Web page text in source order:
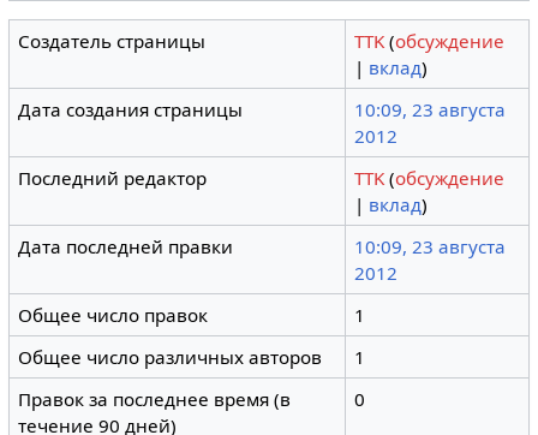
Создатель страницы TTK (обсуждение
| вклад)
Дата создания страницы
10:09, 23 августа
2012
Последний редактор
TTK (обсуждение
| вклад)
Дата последней правки
10:09, 23 августа
2012
Общее число правок
1
Общее число различных авторов
1
Правок за последнее время (в
течение 90 дней)
0